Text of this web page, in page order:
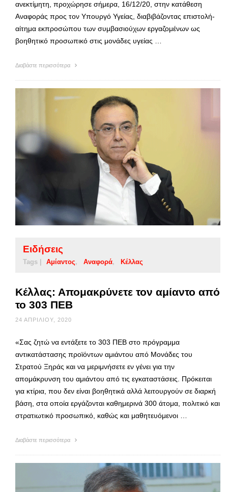
ανεκτίμητη, προχώρησε σήμερα, 16/12/20, στην κατάθεση
Αναφοράς προς τον Υπουργό Υγείας, διαβιβάζοντας επιστολή-
αίτημα εκπροσώπου των συμβασιούχων εργαζομένων ως
βοηθητικό προσωπικό στις μονάδες υγείας …
Διαβάστε περισσότερα
Ειδήσεις
Tags | Αμίαντος Αναφορά Κέλλας
Κέλλας: Απομακρύνετε τον αμίαντο από
το 303 ΠΕΒ
24 ΑΠΡΙΛΊΟΥ, 2020
«Σας ζητώ να εντάξετε το 303 ΠΕΒ στο πρόγραμμα
αντικατάστασης προϊόντων αμιάντου από Μονάδες του
Στρατού Ξηράς και να μεριμνήσετε εν γένει για την
απομάκρυνση του αμιάντου από τις εγκαταστάσεις. Πρόκειται
για κτίρια, που δεν είναι βοηθητικά αλλά λειτουργούν σε διαρκή
βάση, στα οποία εργάζονται καθημερινά 300 άτομα, πολιτικό και
στρατιωτικό προσωπικό, καθώς και μαθητευόμενοι …
Διαβάστε περισσότερα